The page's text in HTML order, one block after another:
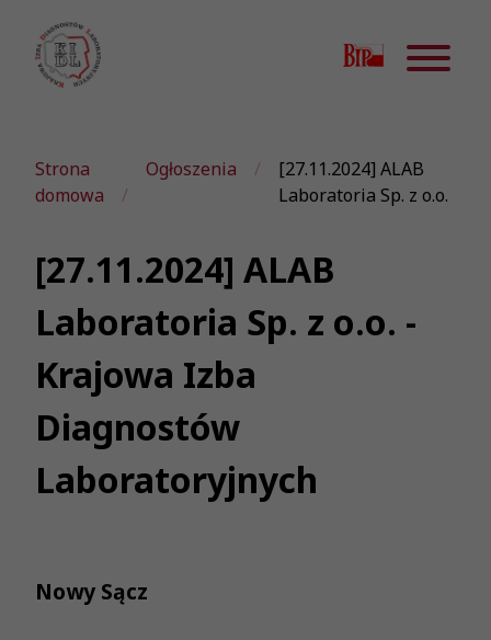
Strona
domowa
Ogłoszenia
[27.11.2024] ALAB
Laboratoria Sp. z o.o.
[27.11.2024] ALAB
Laboratoria Sp. z o.o. -
Krajowa Izba
Diagnostów
Laboratoryjnych
Nowy Sącz